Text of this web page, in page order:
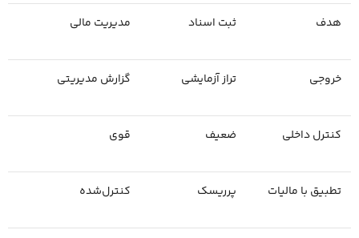
هدف ثبت اسناد مدیریت مالی
خروجی تراز آزمایشی گزارش مدیریتی
کنترل داخلی ضعیف قوی
تطبیق با مالیات پرریسک کنترل‌شده